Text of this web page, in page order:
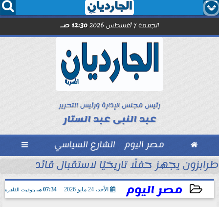
  
الجمعة 7 أغسطس 2026 12:30 صـ
رئيس مجلس الإدارة ورئيس التحرير
عبد النبى عبد الستار
 مصر اليوم الشارع السياسي 
طرابزون يجهز حفلًا تاريخيًا لاستقبال قائد
مصر اليوم الأحد، 24 مايو 2026 07:34 مـ بتوقيت القاهرة